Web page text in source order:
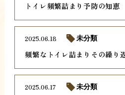
トイレ頻繁詰まり予防の知恵
頻繁なトイレ詰まりその繰り
2025.06.18 未分類
2025.06.17 未分類